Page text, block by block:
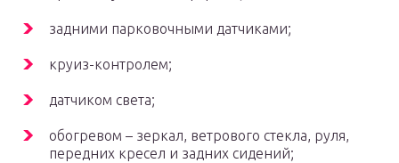
задними парковочными датчиками;
круиз-контролем;
датчиком света;
обогревом – зеркал, ветрового стекла, руля,
передних кресел и задних сидений;